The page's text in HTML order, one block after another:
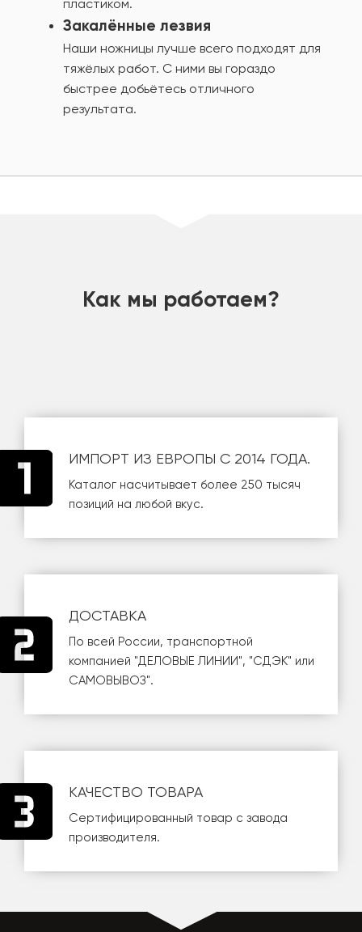
пластиком.
Закалённые лезвия
Наши ножницы лучше всего подходят для
тяжёлых работ. С ними вы гораздо
быстрее добьётесь отличного
результата.
Как мы работаем?
ИМПОРТ ИЗ ЕВРОПЫ С 2014 ГОДА.
Каталог насчитывает более 250 тысяч
позиций на любой вкус.
ДОСТАВКА
По всей России, транспортной
компанией "ДЕЛОВЫЕ ЛИНИИ", "СДЭК" или
САМОВЫВОЗ".
КАЧЕСТВО ТОВАРА
Сертифицированный товар с завода
производителя.